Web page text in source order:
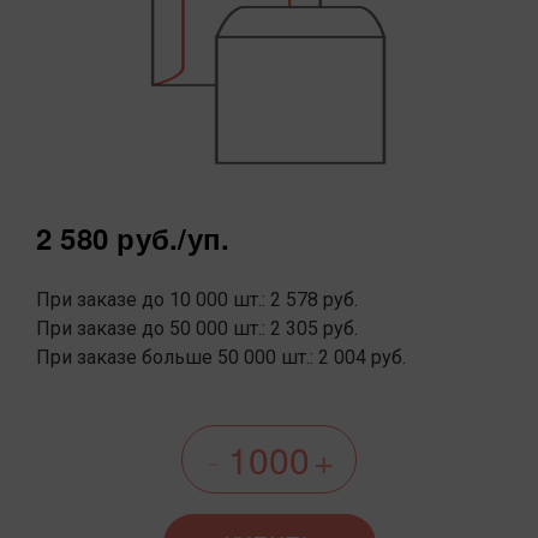
2 580 руб./уп.
При заказе до 10 000 шт.: 2 578 руб.
При заказе до 50 000 шт.: 2 305 руб.
При заказе больше 50 000 шт.: 2 004 руб.